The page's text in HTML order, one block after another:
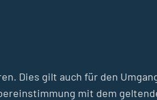
Dies gilt auch für den
mit dem